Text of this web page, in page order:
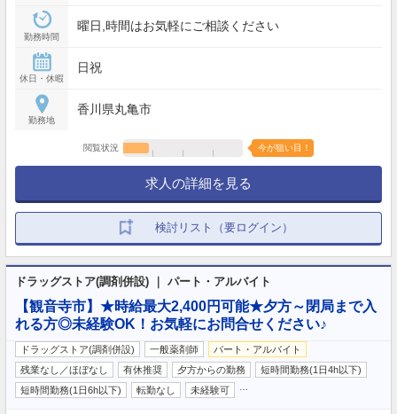
勤務時間
曜日,時間はお気軽にご相談ください
休日・休暇
日祝
勤務地
香川県丸亀市
閲覧状況 今が狙い目！
求人の詳細を見る
検討リスト（要ログイン）
ドラッグストア(調剤併設) ｜ パート・アルバイト
【観音寺市】★時給最大2,400円可能★夕方～閉局まで入
れる方◎未経験OK！お気軽にお問合せください♪
ドラッグストア(調剤併設) 一般薬剤師
パート・アルバイト
残業なし／ほぼなし
有休推奨 夕方からの勤務
短時間勤務(1日4h以下)
短時間勤務(1日6h以下)
転勤なし 未経験可